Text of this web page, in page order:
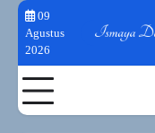
Skip
content
09
Agustus
2026